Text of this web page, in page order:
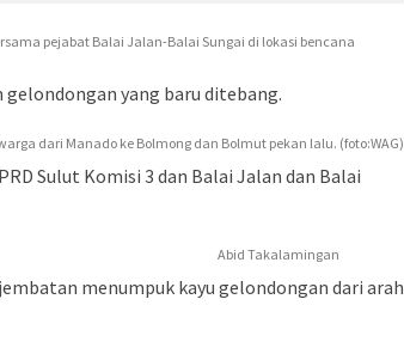
pejabat Balai Jalan-Balai Sungai di lokasi bencana
yang baru ditebang.
dari Manado ke Bolmong dan Bolmut pekan lalu. (foto:WAG)
Sulut Komisi 3 dan Balai Jalan dan Balai
Abid Takalamingan
menumpuk kayu gelondongan dari arah